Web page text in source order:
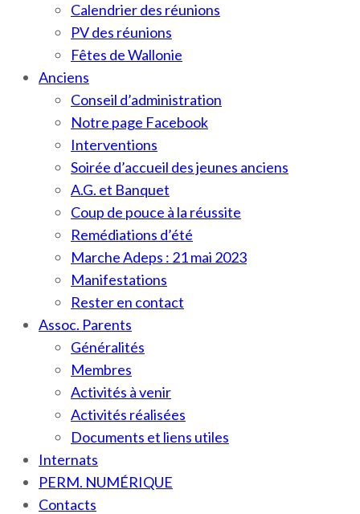
Calendrier des réunions
PV des réunions
Fêtes de Wallonie
Anciens
Conseil d’administration
Notre page Facebook
Interventions
Soirée d’accueil des jeunes anciens
A.G. et Banquet
Coup de pouce à la réussite
Remédiations d’été
Marche Adeps : 21 mai 2023
Manifestations
Rester en contact
Assoc. Parents
Généralités
Membres
Activités à venir
Activités réalisées
Documents et liens utiles
Internats
PERM. NUMÉRIQUE
Contacts